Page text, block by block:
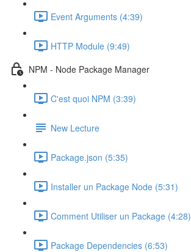
Event Arguments (4:39)
HTTP Module (9:49)
NPM - Node Package Manager
C'est quoi NPM (3:39)
New Lecture
Package.json (5:35)
Installer un Package Node (5:31)
Comment Utiliser un Package (4:28)
Package Dependencies (6:53)